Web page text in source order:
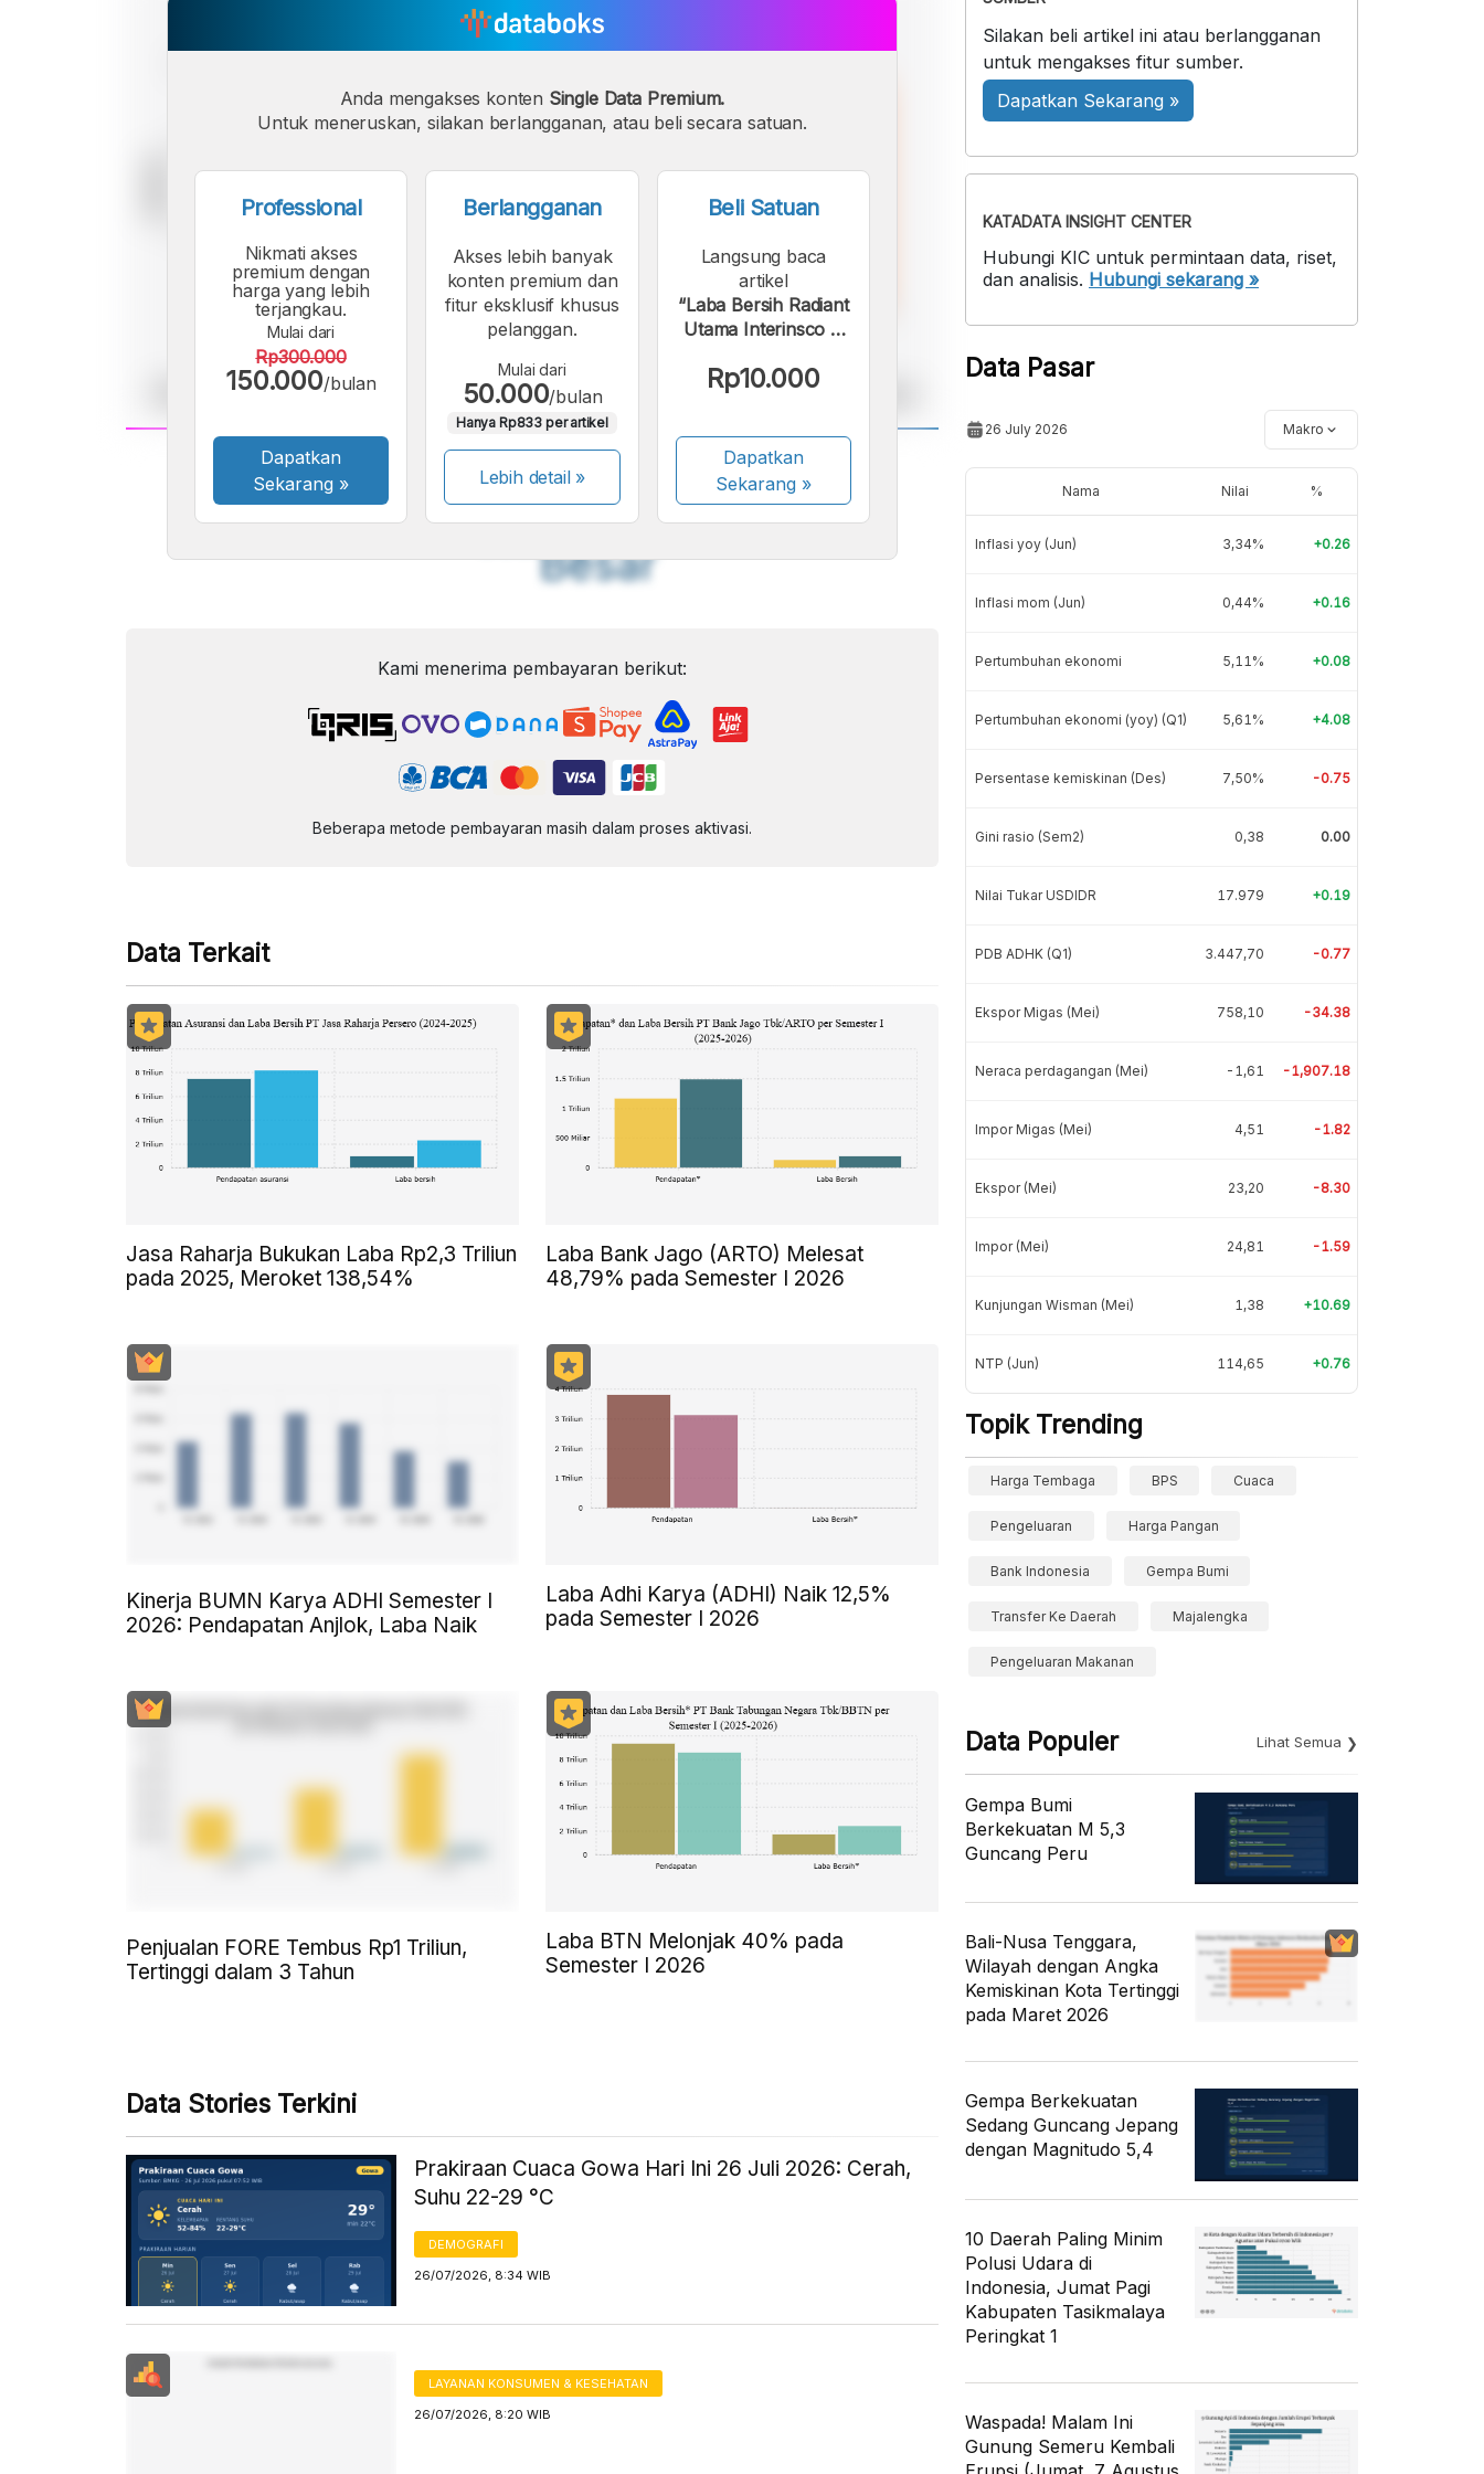
FontFontFont
Besar
Anda mengakses konten Single Data Premium.
Untuk meneruskan, silakan berlangganan, atau beli secara satuan.
Professional
Nikmati akses
premium dengan
harga yang lebih
terjangkau.
Mulai dari
Rp300.000
150.000/bulan
Dapatkan
Sekarang »
Berlangganan
Akses lebih banyak
konten premium dan
fitur eksklusif khusus
pelanggan.
Mulai dari
50.000/bulan
Hanya Rp833 per artikel
Lebih detail »
Beli Satuan
Langsung baca
artikel
“Laba Bersih Radiant
Utama Interinsco di
2014”.
Rp10.000
Dapatkan
Sekarang»
Kami menerima pembayaran berikut:
Beberapa metode pembayaran masih dalam proses aktivasi.
Data Terkait
Jasa Raharja Bukukan Laba Rp2,3 Triliun
pada 2025, Meroket 138,54%
Laba Bank Jago (ARTO) Melesat
48,79% pada Semester I 2026
Kinerja BUMN Karya ADHI Semester I
2026: Pendapatan Anjlok, Laba Naik
Laba Adhi Karya (ADHI) Naik 12,5%
pada Semester I 2026
Penjualan FORE Tembus Rp1 Triliun,
Tertinggi dalam 3 Tahun
Laba BTN Melonjak 40% pada
Semester I 2026
Data Stories Terkini
Prakiraan Cuaca Gowa Hari Ini 26 Juli 2026: Cerah,
Suhu 22-29 °C
DEMOGRAFI
26/07/2026, 8:34 WIB
LAYANAN KONSUMEN & KESEHATAN
26/07/2026, 8:20 WIB
Silakan beli artikel ini atau berlangganan
untuk mengakses fitur sumber.
Dapatkan Sekarang »
KATADATA INSIGHT CENTER
Hubungi KIC untuk permintaan data, riset,
dan analisis. Hubungi sekarang »
Data Pasar
26 July 2026 Makro
Nama Nilai %
Inflasi yoy (Jun) 3,34% +0.26
Inflasi mom (Jun) 0,44% +0.16
Pertumbuhan ekonomi 5,11% +0.08
Pertumbuhan ekonomi (yoy) (Q1) 5,61% +4.08
Persentase kemiskinan (Des) 7,50% -0.75
Gini rasio (Sem2) 0,38 0.00
Nilai Tukar USDIDR 17.979 +0.19
PDB ADHK (Q1) 3.447,70 -0.77
Ekspor Migas (Mei) 758,10 -34.38
Neraca perdagangan (Mei) -1,61 -1,907.18
Impor Migas (Mei) 4,51 -1.82
Ekspor (Mei) 23,20 -8.30
Impor (Mei) 24,81 -1.59
Kunjungan Wisman (Mei) 1,38 +10.69
NTP (Jun) 114,65 +0.76
Topik Trending
Harga Tembaga BPS Cuaca
Pengeluaran Harga Pangan
Bank Indonesia Gempa Bumi
Transfer Ke Daerah Majalengka
Pengeluaran Makanan
Data Populer Lihat Semua
Gempa Bumi
Berkekuatan M 5,3
Guncang Peru
Bali-Nusa Tenggara,
Wilayah dengan Angka
Kemiskinan Kota Tertinggi
pada Maret 2026
Gempa Berkekuatan
Sedang Guncang Jepang
dengan Magnitudo 5,4
10 Daerah Paling Minim
Polusi Udara di
Indonesia, Jumat Pagi
Kabupaten Tasikmalaya
Peringkat 1
Waspada! Malam Ini
Gunung Semeru Kembali